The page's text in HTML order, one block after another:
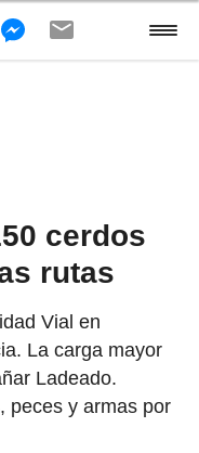
cerdos
rutas
Vial en
La carga mayor
Ladeado.
peces y armas por